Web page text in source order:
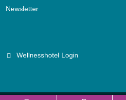
Newsletter
Wellnesshotel Login